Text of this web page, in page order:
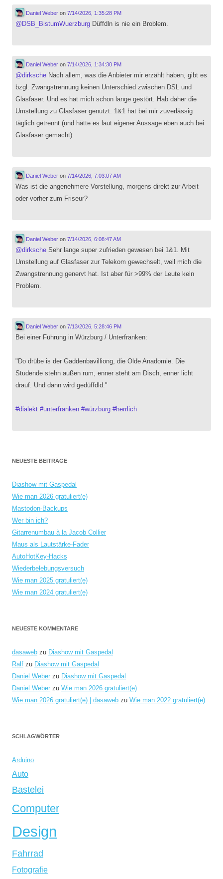
Daniel Weberon 7/14/2026, 1:35:28 PM
@ DSB_BistumWuerzburg Düffdln is nie ein Broblem.
Daniel Weberon 7/14/2026, 1:34:30 PM
@dirksche Nach allem, was die Anbieter mir erzählt haben, gibt es
bzgl. Zwangstrennung keinen Unterschied zwischen DSL und
Glasfaser. Und es hat mich schon lange gestört. Hab daher die
Umstellung zu Glasfaser genutzt. 1&1 hat bei mir zuverlässig
täglich getrennt (und hätte es laut eigener Aussage eben auch bei
Glasfaser gemacht).
Daniel Weberon 7/14/2026, 7:03:07 AM
Was ist die angenehmere Vorstellung, morgens direkt zur Arbeit
oder vorher zum Friseur?
Daniel Weberon 7/14/2026, 6:08:47 AM
@dirksche Sehr lange super zufrieden gewesen bei 1&1. Mit
Umstellung auf Glasfaser zur Telekom gewechselt, weil mich die
Zwangstrennung genervt hat. Ist aber für >99% der Leute kein
Problem.
Daniel Weberon 7/13/2026, 5:28:46 PM
Bei einer Führung in Würzburg / Unterfranken:
"Do drübe is der Gaddenbavilliong, die Olde Anadomie. Die
Studende stehn außen rum, enner steht am Disch, enner licht
drauf. Und dann wird gedüffdld."
#dialekt #unterfranken #würzburg #herrlich
NEUESTE BEITRÄGE
Diashow mit Gaspedal
Wie man 2026 gratuliert(e)
Mastodon-Backups
Wer bin ich?
Gitarrenumbau à la Jacob Collier
Maus als Lautstärke-Fader
AutoHotKey-Hacks
Wiederbelebungsversuch
Wie man 2025 gratuliert(e)
Wie man 2024 gratuliert(e)
NEUESTE KOMMENTARE
dasaweb zu Diashow mit Gaspedal
Ralf zu Diashow mit Gaspedal
Daniel Weber zu Diashow mit Gaspedal
Daniel Weber zu Wie man 2026 gratuliert(e)
Wie man 2026 gratuliert(e) | dasaweb zu Wie man 2022 gratuliert(e)
SCHLAGWÖRTER
Arduino
Auto
Bastelei
Computer
Design
Fahrrad
Fotografie